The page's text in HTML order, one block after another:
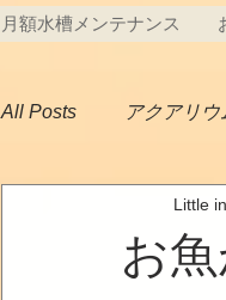
月額水槽メンテナンス
All Posts アクアリウ
お
Little